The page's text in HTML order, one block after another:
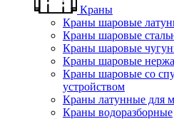
Краны
Краны шаровые
Краны шаровые
Краны шаровые
Краны шаровые
Краны шаровые со
устройством
Краны латунные для
Краны водоразборные